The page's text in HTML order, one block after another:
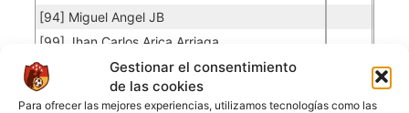
Gestionar el consentimiento
de las cookies
Para ofrecer las mejores experiencias, utilizamos tecnologías como las
[94] Miguel Angel JB
[99] Jhan Carlos Arica Arriaga
MONTERREY